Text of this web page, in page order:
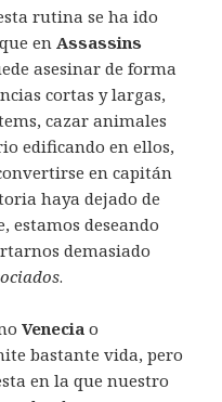
rutina se ha ido
en Assassins
asesinar de forma
cortas y largas,
cazar animales
edificando en ellos,
en capitán
haya dejado de
estamos deseando
demasiado
.
Veneciao
bastante vida, pero
en la que nuestro